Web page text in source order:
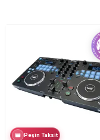
Peşin Taksit